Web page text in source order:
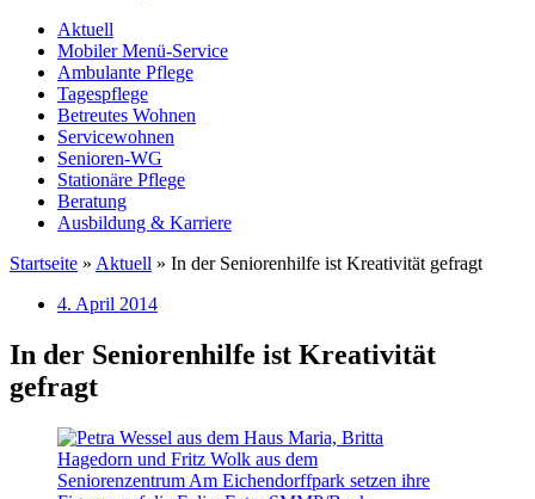
Aktuell
Mobiler Menü-Service
Ambulante Pflege
Tagespflege
Betreutes Wohnen
Servicewohnen
Senioren-WG
Stationäre Pflege
Beratung
Ausbildung & Karriere
Startseite » Aktuell » In der Seniorenhilfe ist Kreativität gefragt
4. April 2014
In der Seniorenhilfe ist Kreativität
gefragt